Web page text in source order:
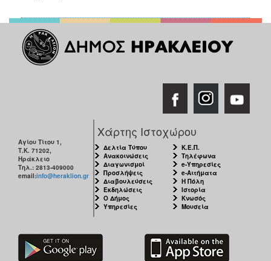
Αγίου Τίτου 1,
Τ.Κ. 71202,
Ηράκλειο
Τηλ.: 2813-409000
email:info@heraklion.gr
Χάρτης Ιστοχώρου
Δελτία Τύπου
Ανακοινώσεις
Διαγωνισμοί
Προσλήψεις
Διαβουλεύσεις
Εκδηλώσεις
Ο Δήμος
Υπηρεσίες
Κ.Ε.Π.
Τηλέφωνα
e-Υπηρεσίες
e-Αιτήματα
Η Πόλη
Ιστορία
Κνωσός
Μουσεία